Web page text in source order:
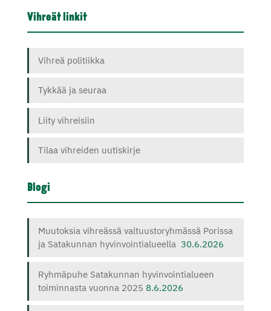
Vihreät linkit
Vihreä politiikka
Tykkää ja seuraa
Liity vihreisiin
Tilaa vihreiden uutiskirje
Blogi
Muutoksia vihreässä valtuustoryhmässä Porissa
ja Satakunnan hyvinvointialueella 30.6.2026
Ryhmäpuhe Satakunnan hyvinvointialueen
toiminnasta vuonna 2025 8.6.2026